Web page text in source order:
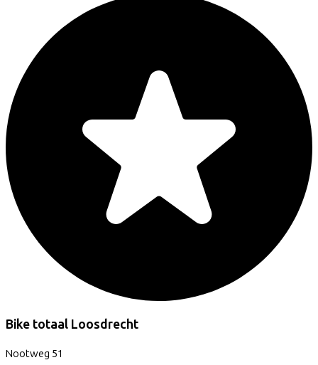
Bike totaal Loosdrecht
Nootweg 51